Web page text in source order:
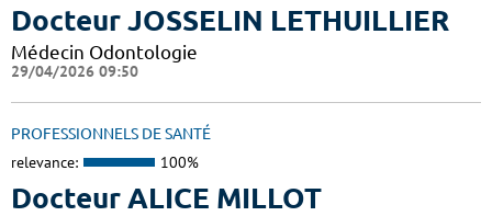
Docteur JOSSELIN LETHUILLIER
Médecin Odontologie
29/04/2026 09:50
PROFESSIONNELS DE SANTÉ
relevance: 100%
Docteur ALICE MILLOT